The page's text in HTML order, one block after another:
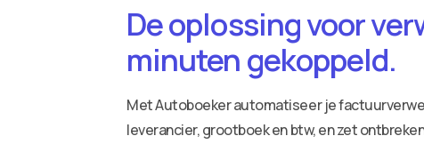
De oplossing voor
minuten gekoppeld.
Met Autoboeker automatiseer je
leverancier, grootboek en btw, en zet